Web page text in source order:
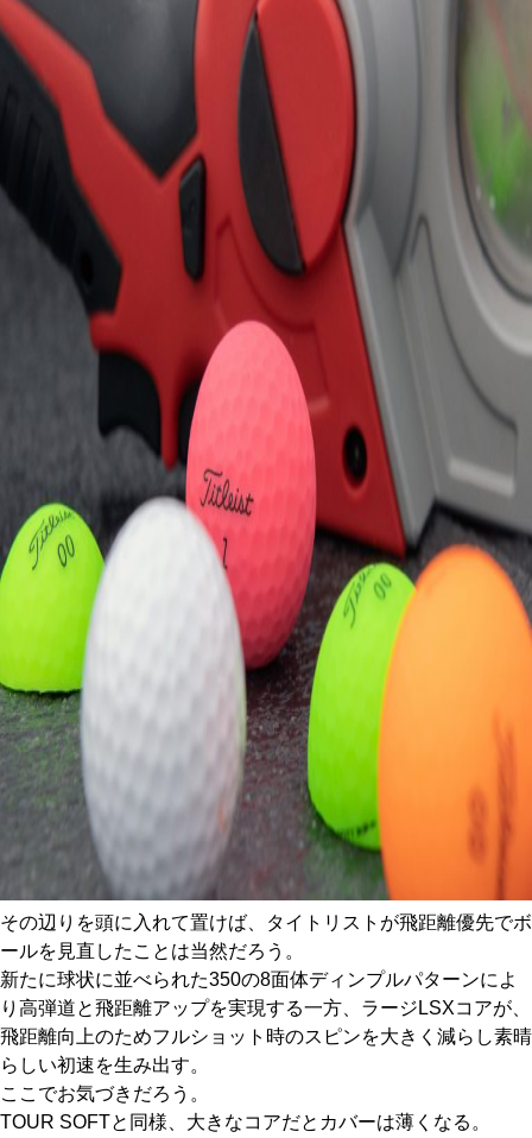
その辺りを頭に入れて置けば、タイトリストが飛距離優先でボ
ールを見直したことは当然だろう。
新たに球状に並べられた350の8面体ディンプルパターンによ
り高弾道と飛距離アップを実現する一方、ラージLSXコアが、
飛距離向上のためフルショット時のスピンを大きく減らし素晴
らしい初速を生み出す。
ここでお気づきだろう。
TOUR SOFTと同様、大きなコアだとカバーは薄くなる。